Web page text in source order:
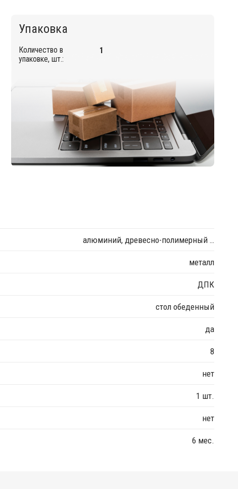
Упаковка
Количество в
упаковке, шт.:
1
алюминий, древесно-полимерный …
металл
ДПК
стол обеденный
да
8
нет
1 шт.
нет
6 мес.